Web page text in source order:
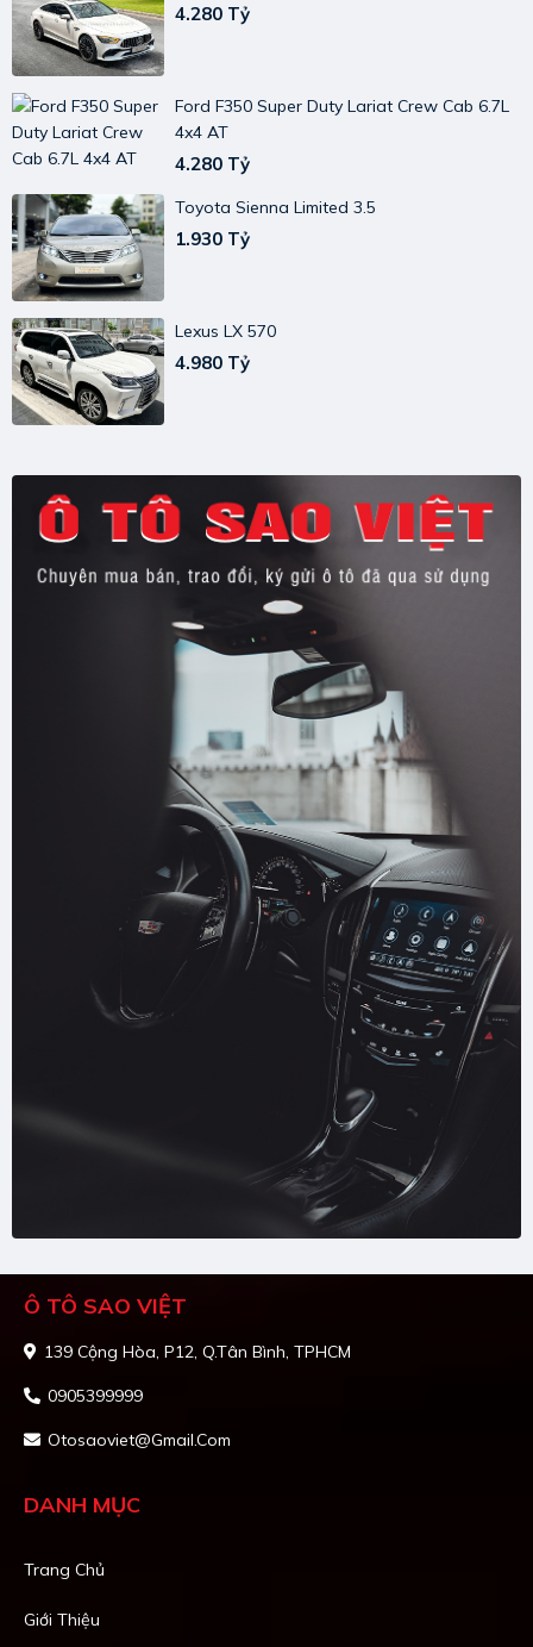
4.280 Tỷ
Ford F350 Super Duty Lariat Crew Cab 6.7L
4x4 AT
4.280 Tỷ
Toyota Sienna Limited 3.5
1.930 Tỷ
Lexus LX 570
4.980 Tỷ
Ô TÔ SAO VIỆT
139 Cộng Hòa, P12, Q.Tân Bình, TPHCM
0905399999
Otosaoviet@gmail.com
DANH MỤC
Trang Chủ
Giới Thiệu